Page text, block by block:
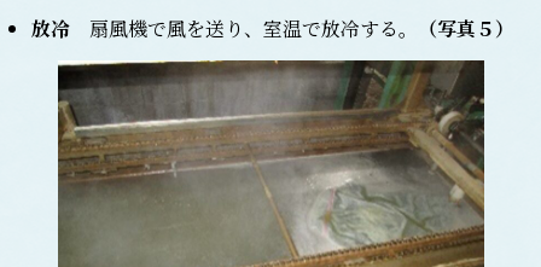
放冷 扇風機で風を送り、室温で放冷する。 （写真５）